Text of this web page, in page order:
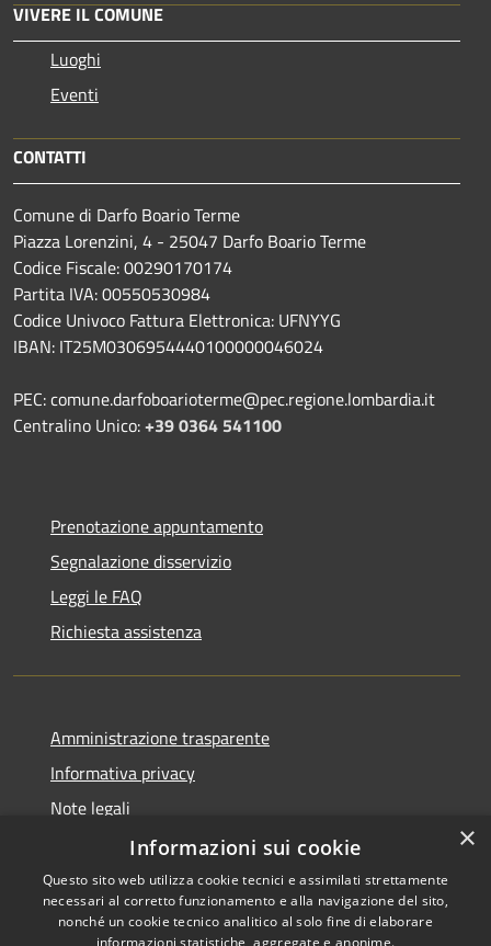
VIVERE IL COMUNE
Luoghi
Eventi
CONTATTI
Comune di Darfo Boario Terme
Piazza Lorenzini, 4 - 25047 Darfo Boario Terme
Codice Fiscale: 00290170174
Partita IVA: 00550530984
Codice Univoco Fattura Elettronica: UFNYYG
IBAN: IT25M0306954440100000046024
PEC: comune.darfoboarioterme@pec.regione.lombardia.it
Centralino Unico:+39 0364 541100
Prenotazione appuntamento
Segnalazione disservizio
Leggi le FAQ
Richiesta assistenza
Amministrazione trasparente
Informativa privacy
Note legali
Dichiarazione di accessibilità
×
Informazioni sui cookie
Questo sito web utilizza cookie tecnici e assimilati strettamente
necessari al corretto funzionamento e alla navigazione del sito,
nonché un cookie tecnico analitico al solo fine di elaborare
informazioni statistiche, aggregate e anonime.